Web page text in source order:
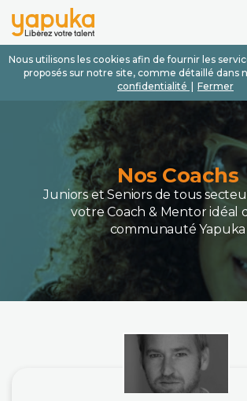
Nous utilisons les cookies afin de fournir les
proposés sur notre site, comme détaillé dans
confidentialité
Fermer
Nos Coachs
Juniors et Seniors de tous
votre Coach & Mentor idéal
communauté Yapuka